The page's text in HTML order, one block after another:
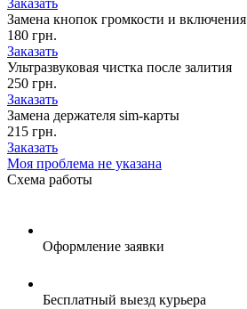
Замена кнопок громкости и включения
180 грн.
Заказать
Ультразвуковая чистка после залития
250 грн.
Заказать
Замена держателя sim-карты
215 грн.
Заказать
Моя проблема не указана
Схема работы
Оформление заявки
Бесплатный выезд курьера